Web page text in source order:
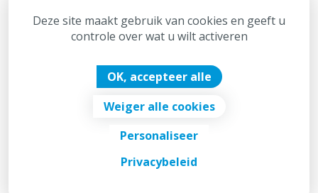
© 2026 - Gemeente Brecht
Privacy
Toegankelijkheid
Digitale Doeners
Deze site maakt gebruik van cookies en geeft u
controle over wat u wilt activeren
OK, accepteer alle
Weiger alle cookies
Personaliseer
Privacybeleid